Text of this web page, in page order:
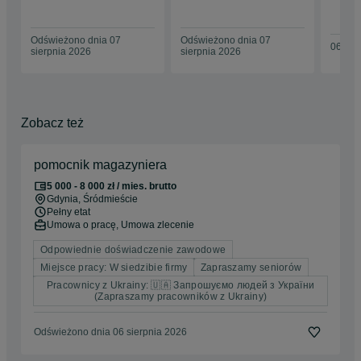
Odświeżono dnia 07
sierpnia 2026
Odświeżono dnia 07
sierpnia 2026
06
Zobacz też
pomocnik magazyniera
5 000 - 8 000 zł / mies. brutto
Gdynia, Śródmieście
Pełny etat
Umowa o pracę, Umowa zlecenie
Odpowiednie doświadczenie zawodowe
Miejsce pracy: W siedzibie firmy
Zapraszamy seniorów
Pracownicy z Ukrainy: 🇺🇦 Запрошуємо людей з України
(Zapraszamy pracowników z Ukrainy)
Odświeżono dnia 06 sierpnia 2026